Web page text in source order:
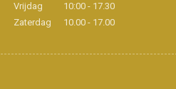
Vrijdag
10:00 - 17.30
Zaterdag
10.00 - 17.00